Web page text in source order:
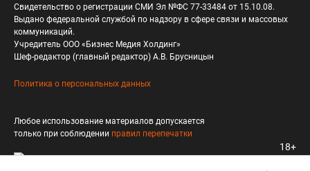
Свидетельство о регистрации СМИ Эл №ФС 77-33484 от 15.10.08.
Выдано федеральной службой по надзору в сфере связи и массовых
коммуникаций.
Учредитель ООО «Бизнес Медия Холдинг»
Шеф-редактор (главный редактор) А.В. Брусницын
Политика о персональных данных
Любое использование материалов допускается
только при соблюдении правил перепечатки
18+